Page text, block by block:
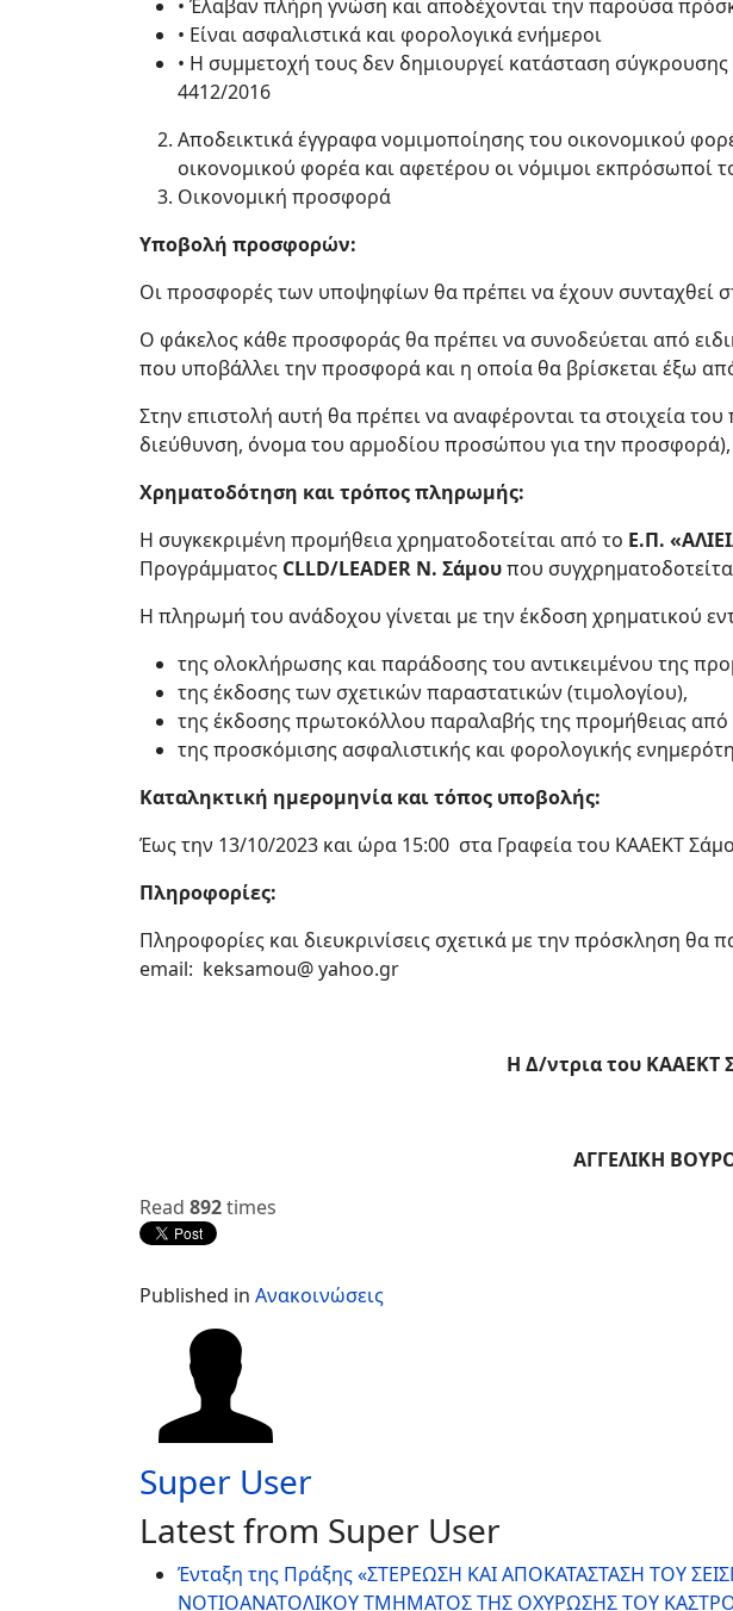
• Έλαβαν πλήρη γνώση και αποδέχονται την παρούσα
• Είναι ασφαλιστικά και φορολογικά ενήμεροι
• Η συμμετοχή τους δεν δημιουργεί κατάσταση
4412/2016
Αποδεικτικά έγγραφα νομιμοποίησης του οικονομικού
οικονομικού φορέα και αφετέρου οι νόμιμοι εκπρόσωποί
Οικονομική προσφορά
Υποβολή προσφορών:
Οι προσφορές των υποψηφίων θα πρέπει να έχουν συνταχθεί
Ο φάκελος κάθε προσφοράς θα πρέπει να συνοδεύεται από
που υποβάλλει την προσφορά και η οποία θα βρίσκεται έξω
Στην επιστολή αυτή θα πρέπει να αναφέρονται τα στοιχεία
διεύθυνση, όνομα του αρμοδίου προσώπου για την
Χρηματοδότηση και τρόπος πληρωμής:
Η συγκεκριμένη προμήθεια χρηματοδοτείται από το Ε.Π.
Προγράμματος CLLD/LEADER Ν. Σάμουπου
Η πληρωμή του ανάδοχου γίνεται με την έκδοση χρηματικού
της ολοκλήρωσης και παράδοσης του αντικειμένου της
της έκδοσης των σχετικών παραστατικών (τιμολογίου),
της έκδοσης πρωτοκόλλου παραλαβής της προμήθειας από
της προσκόμισης ασφαλιστικής και φορολογικής
Καταληκτική ημερομηνία και τόπος υποβολής:
Έως την 13/10/2023 και ώρα 15:00 στα Γραφεία του ΚΑΑΕΚΤ
Πληροφορίες:
Πληροφορίες και διευκρινίσεις σχετικά µε την πρόσκληση θα
email: keksamou@ yahoo.gr
Η Δ/ντρια του ΚΑΑΕΚΤ
ΑΓΓΕΛΙΚΗ
Read 892times
Published in Ανακοινώσεις
Super User
Latest from Super User
Ένταξη της Πράξης «ΣΤΕΡΕΩΣΗ ΚΑΙ ΑΠΟΚΑΤΑΣΤΑΣΗ ΤΟΥ
ΝΟΤΙΟΑΝΑΤΟΛΙΚΟΥ ΤΜΗΜΑΤΟΣ ΤΗΣ ΟΧΥΡΩΣΗΣ ΤΟΥ